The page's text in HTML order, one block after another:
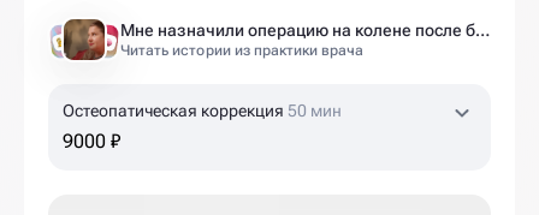
Мне назначили операцию на колене после беременности. Оказалось — это было ошибкой
Читать истории из практики врача
Остеопатическая коррекция 50 мин
9000 ₽